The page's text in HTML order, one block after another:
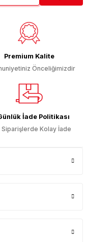
Premium Kalite
Önceliğimizdir
İade Politikası
Siparişlerde Kolay İade